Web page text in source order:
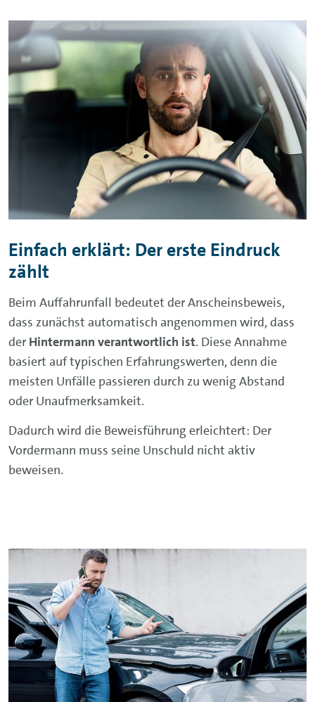
Einfach erklärt: Der erste Eindruck
zählt
Beim Auffahrunfall bedeutet der Anscheinsbeweis,
dass zunächst automatisch angenommen wird, dass
der Hintermann verantwortlich ist. Diese Annahme
basiert auf typischen Erfahrungswerten, denn die
meisten Unfälle passieren durch zu wenig Abstand
oder Unaufmerksamkeit.
Dadurch wird die Beweisführung erleichtert: Der
Vordermann muss seine Unschuld nicht aktiv
beweisen.